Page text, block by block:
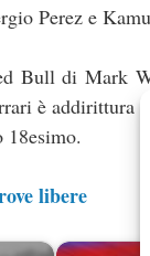
Perez e
Bull di Mark
è addirittura
18esimo.
libere